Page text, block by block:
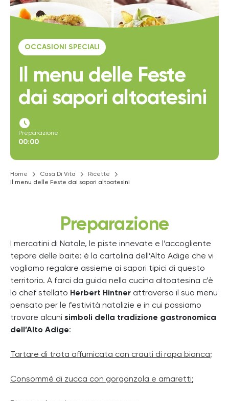
OCCASIONI SPECIALI
Il menu delle Feste
dai sapori altoatesini
access_time_filled
Preparazione
00:00
Home Casa Di Vita
Ricette
Il menu delle Feste dai sapori altoatesini
Preparazione
I mercatini di Natale, le piste innevate e l’accogliente
tepore delle baite: è la cartolina dell’Alto Adige che vi
vogliamo regalare assieme ai sapori tipici di questo
territorio. A farci da guida nella cucina altoatesina c’è
lo chef stellato Herbert Hintner attraverso il suo menu
pensato per le festività natalizie e in cui possiamo
trovare alcuni simboli della tradizione gastronomica
dell’Alto Adige:
Tartare di trota affumicata con crauti di rapa bianca;
Consommé di zucca con gorgonzola e amaretti;